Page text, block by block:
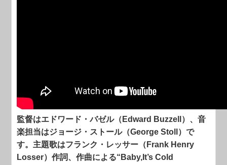
監督はエドワード・バゼル（Edward Buzzell）、音
楽担当はジョージ・ストール（George Stoll）で
す。主題歌はフランク・レッサー（Frank Henry
Losser）作詞、作曲による“Baby,It’s Cold